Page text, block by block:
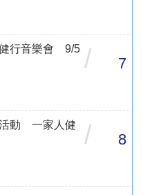
健行音樂會 9/5 / 7
活動 一家人健
/ 8